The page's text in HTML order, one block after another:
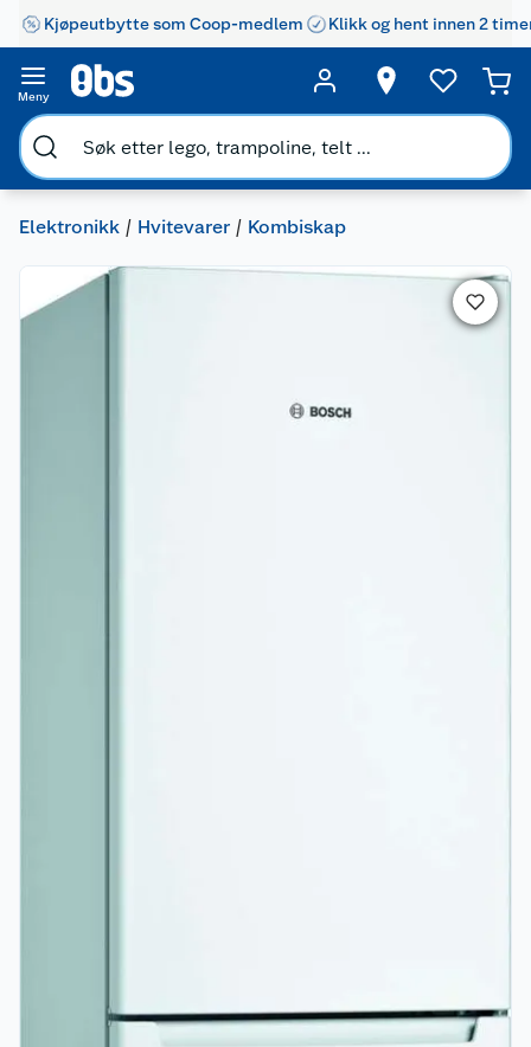
Kjøpeutbytte som Coop-medlem Klikk og hent innen 2
Meny
Elektronikk Hvitevarer Kombiskap